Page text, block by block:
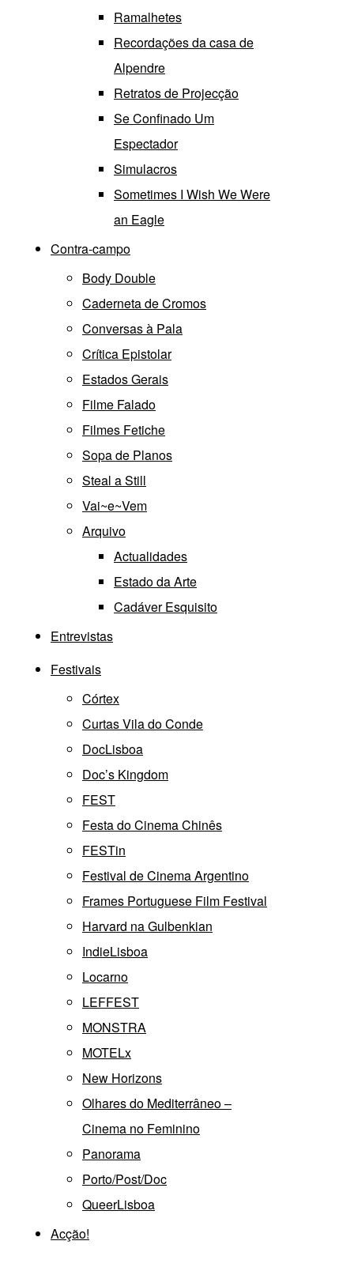
Ramalhetes
Recordações da casa de
Alpendre
Retratos de Projecção
Se Confinado Um
Espectador
Simulacros
Sometimes I Wish We Were
an Eagle
Contra-campo
Body Double
Caderneta de Cromos
Conversas à Pala
Crítica Epistolar
Estados Gerais
Filme Falado
Filmes Fetiche
Sopa de Planos
Steal a Still
Vai~e~Vem
Arquivo
Actualidades
Estado da Arte
Cadáver Esquisito
Entrevistas
Festivais
Córtex
Curtas Vila do Conde
DocLisboa
Doc’s Kingdom
FEST
Festa do Cinema Chinês
FESTin
Festival de Cinema Argentino
Frames Portuguese Film Festival
Harvard na Gulbenkian
IndieLisboa
Locarno
LEFFEST
MONSTRA
MOTELx
New Horizons
Olhares do Mediterrâneo –
Cinema no Feminino
Panorama
Porto/Post/Doc
QueerLisboa
Acção!